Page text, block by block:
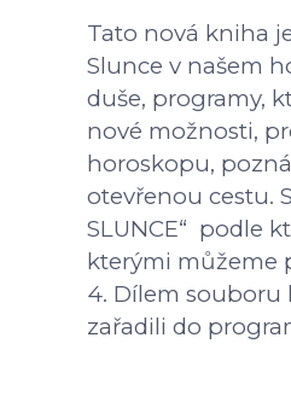
Tato nová kniha
Slunce v našem
duše, programy,
nové možnosti,
horoskopu,
otevřenou cestu.
SLUNCE“ podle
kterými můžeme
4. Dílem souboru
zařadili do